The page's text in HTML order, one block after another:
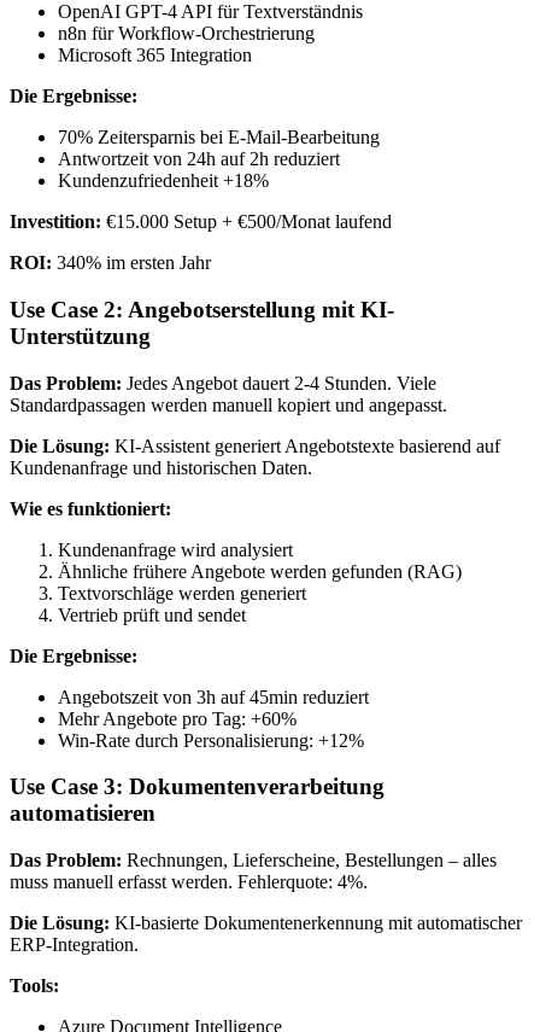
OpenAI GPT-4 API für Textverständnis
n8n für Workflow-Orchestrierung
Microsoft 365 Integration
Die Ergebnisse:
70% Zeitersparnis bei E-Mail-Bearbeitung
Antwortzeit von 24h auf 2h reduziert
Kundenzufriedenheit +18%
Investition: €15.000 Setup + €500/Monat laufend
ROI: 340% im ersten Jahr
Use Case 2: Angebotserstellung mit KI-
Unterstützung
Das Problem: Jedes Angebot dauert 2-4 Stunden. Viele
Standardpassagen werden manuell kopiert und angepasst.
Die Lösung: KI-Assistent generiert Angebotstexte basierend auf
Kundenanfrage und historischen Daten.
Wie es funktioniert:
Kundenanfrage wird analysiert
Ähnliche frühere Angebote werden gefunden (RAG)
Textvorschläge werden generiert
Vertrieb prüft und sendet
Die Ergebnisse:
Angebotszeit von 3h auf 45min reduziert
Mehr Angebote pro Tag: +60%
Win-Rate durch Personalisierung: +12%
Use Case 3: Dokumentenverarbeitung
automatisieren
Das Problem: Rechnungen, Lieferscheine, Bestellungen – alles
muss manuell erfasst werden. Fehlerquote: 4%.
Die Lösung: KI-basierte Dokumentenerkennung mit automatischer
ERP-Integration.
Tools:
Azure Document Intelligence